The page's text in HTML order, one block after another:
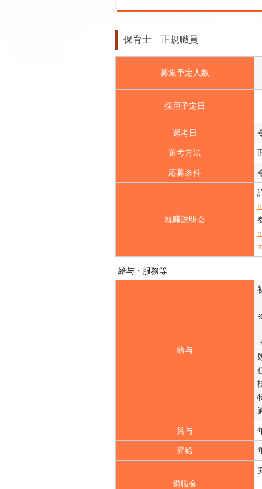
保育士 正規職員
募集予定人数
採用予定日
選考日
選考方法
応募条件
就職説明会
給与・服務等
給与
賞与
昇給
退職金